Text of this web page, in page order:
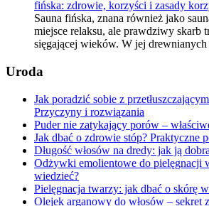
fińska: zdrowie, korzyści i zasady
Sauna fińska, znana również jako
miejsce relaksu, ale prawdziwy skarb
sięgającej wieków. W jej
Uroda
Jak poradzić sobie z
Przyczyny i rozwiązania
Puder nie zatykający porów –
Jak dbać o zdrowie stóp? Praktyczne
Długość włosów na dredy: jak ją
Odżywki emolientowe do pielęgnacji
wiedzieć?
Pielęgnacja twarzy: jak dbać o skórę
Olejek arganowy do włosów – sekret